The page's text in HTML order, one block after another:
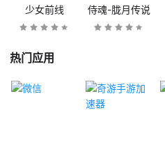
少女前线 侍魂-胧月传说
热门应用